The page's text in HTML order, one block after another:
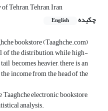
Tehran, Tehran, Iran
چکیده
English
bookstore (Taaghche.com)
of the distribution, while high-
becomes heavier, there is an
income from the head of the
electronic bookstore,
analysis.